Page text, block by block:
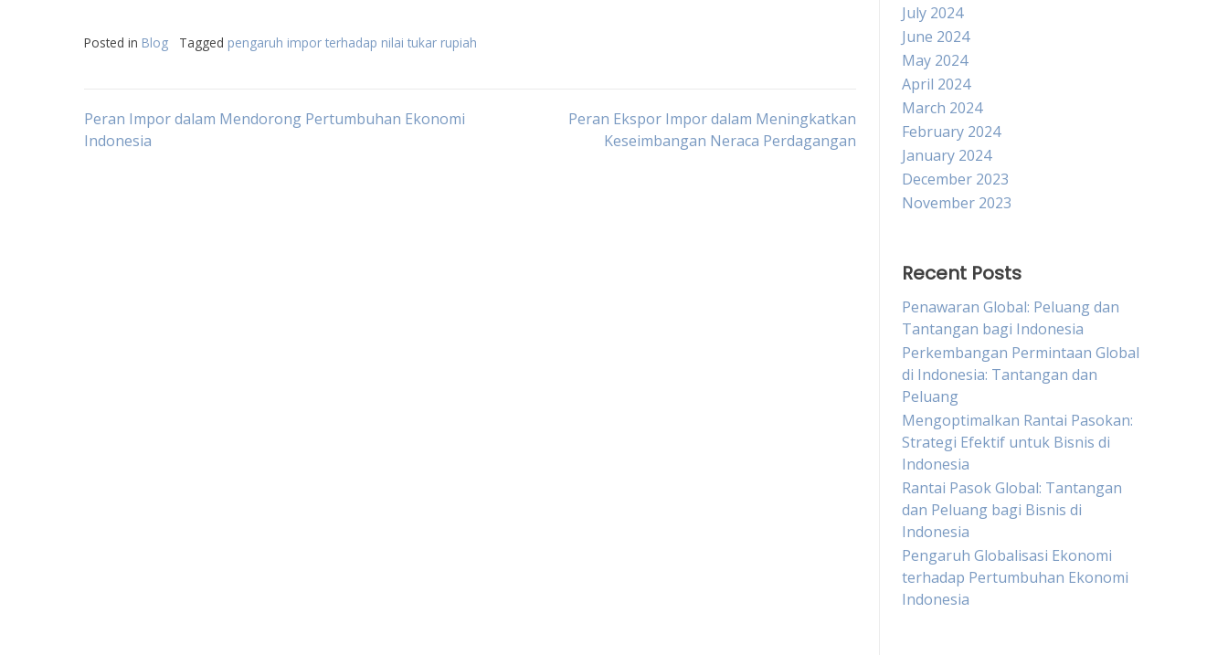
Posted in Blog Tagged pengaruh impor terhadap nilai tukar rupiah
Post
Peran Impor dalam Mendorong Pertumbuhan Ekonomi
Indonesia
Peran Ekspor Impor dalam Meningkatkan
Keseimbangan Neraca Perdagangan
July 2024
June 2024
May 2024
April 2024
March 2024
February 2024
January 2024
December 2023
November 2023
Recent Posts
Penawaran Global: Peluang dan
Tantangan bagi Indonesia
Perkembangan Permintaan Global
di Indonesia: Tantangan dan
Peluang
Mengoptimalkan Rantai Pasokan:
Strategi Efektif untuk Bisnis di
Indonesia
Rantai Pasok Global: Tantangan
dan Peluang bagi Bisnis di
Indonesia
Pengaruh Globalisasi Ekonomi
terhadap Pertumbuhan Ekonomi
Indonesia